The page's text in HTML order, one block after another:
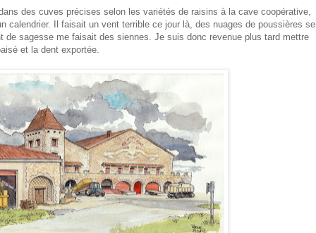
des cuves précises selon les variétés de raisins à la cave coopérative,
calendrier. Il faisait un vent terrible ce jour là, des nuages de poussières se
de sagesse me faisait des siennes. Je suis donc revenue plus tard mettre
et la dent exportée.